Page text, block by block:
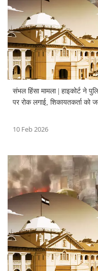
संभल हिंसा मामला | हाइकोर्ट ने
पर रोक लगाई, शिकायतकर्ता को
10 Feb 2026